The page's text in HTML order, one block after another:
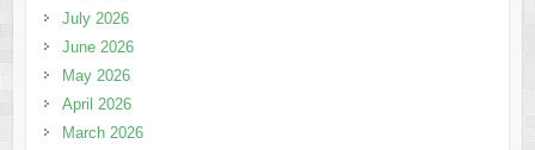
July 2026
June 2026
May 2026
April 2026
March 2026